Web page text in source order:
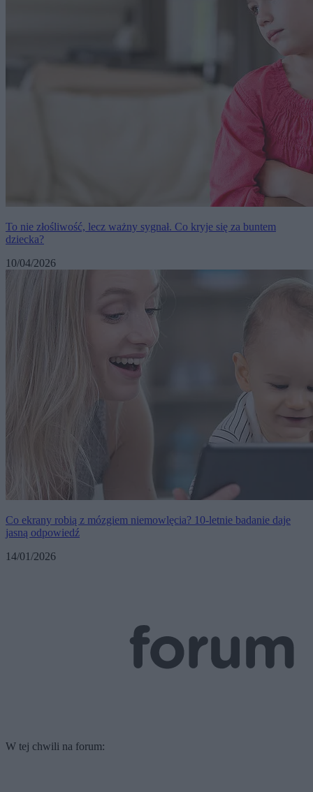
To nie złośliwość, lecz ważny sygnał. Co kryje się za buntem
dziecka?
10/04/2026
Co ekrany robią z mózgiem niemowlęcia? 10-letnie badanie daje
jasną odpowiedź
14/01/2026
W tej chwili na forum: